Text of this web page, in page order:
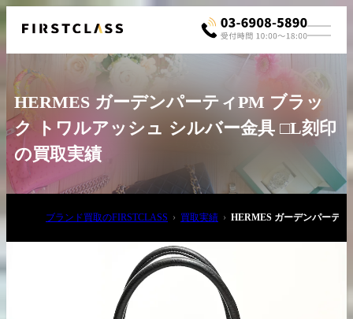
03-6908-5890
HERMES ガーデンパーティPM ブラッ
ク トワルアッシュ シルバー金具 □L刻印
の買取実績
ブランド買取のFIRSTCLASS 買取実績 HERMES ガーデンパーテ